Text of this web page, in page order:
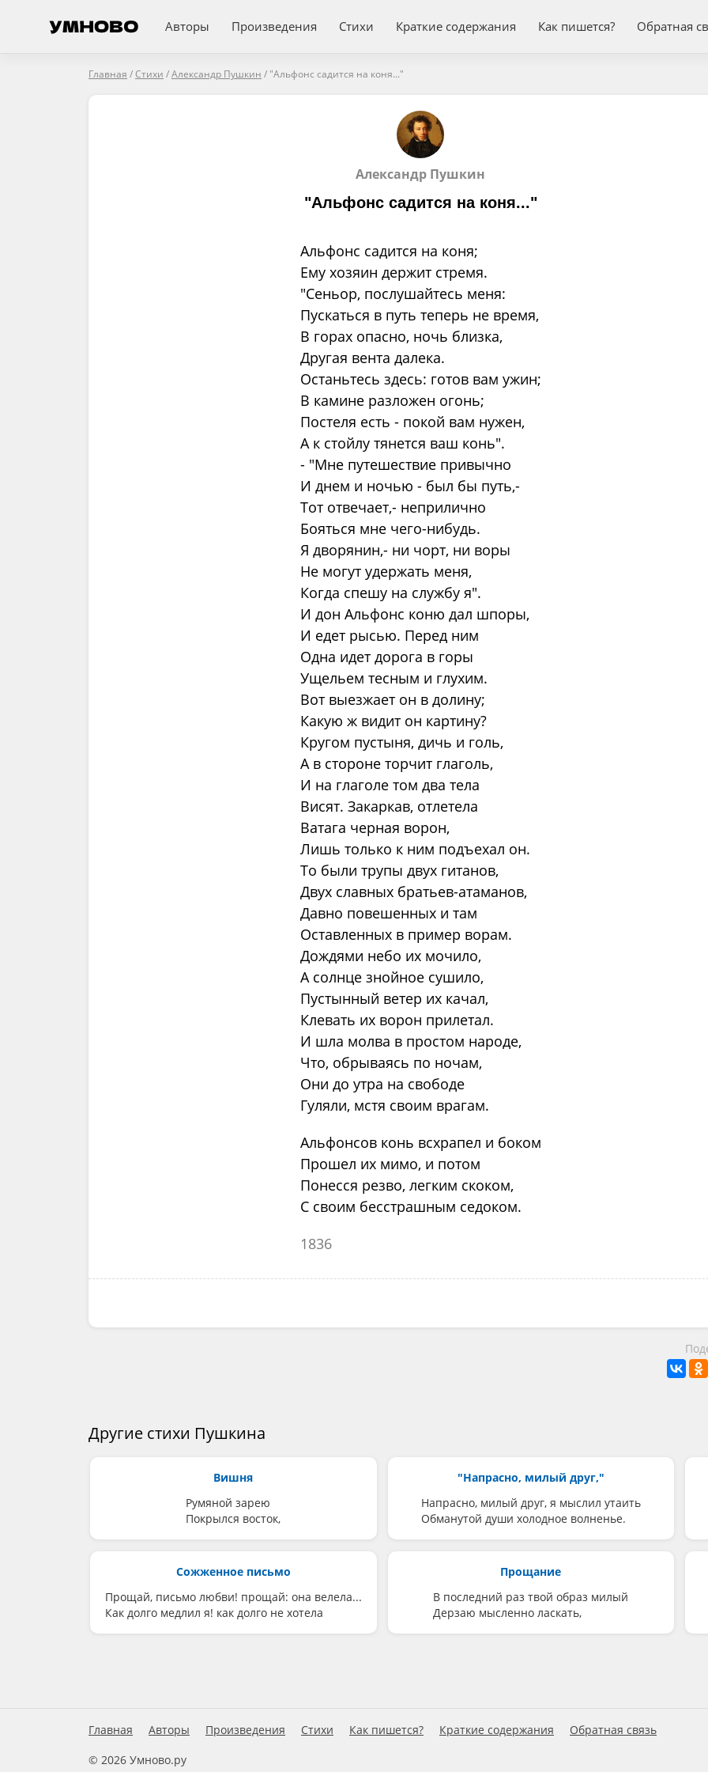
Авторы Произведения Стихи Краткие содержания Как пишется? Обратная
Главная /Стихи /Александр Пушкин / "Альфонс садится на коня..."
Александр Пушкин
"Альфонс садится на коня..."
Альфонс садится на коня;
Ему хозяин держит стремя.
"Сеньор, послушайтесь меня:
Пускаться в путь теперь не время,
В горах опасно, ночь близка,
Другая вента далека.
Останьтесь здесь: готов вам ужин;
В камине разложен огонь;
Постеля есть - покой вам нужен,
А к стойлу тянется ваш конь".
- "Мне путешествие привычно
И днем и ночью - был бы путь,-
Тот отвечает,- неприлично
Бояться мне чего-нибудь.
Я дворянин,- ни чорт, ни воры
Не могут удержать меня,
Когда спешу на службу я".
И дон Альфонс коню дал шпоры,
И едет рысью. Перед ним
Одна идет дорога в горы
Ущельем тесным и глухим.
Вот выезжает он в долину;
Какую ж видит он картину?
Кругом пустыня, дичь и голь,
А в стороне торчит глаголь,
И на глаголе том два тела
Висят. Закаркав, отлетела
Ватага черная ворон,
Лишь только к ним подъехал он.
То были трупы двух гитанов,
Двух славных братьев-атаманов,
Давно повешенных и там
Оставленных в пример ворам.
Дождями небо их мочило,
А солнце знойное сушило,
Пустынный ветер их качал,
Клевать их ворон прилетал.
И шла молва в простом народе,
Что, обрываясь по ночам,
Они до утра на свободе
Гуляли, мстя своим врагам.
Альфонсов конь всхрапел и боком
Прошел их мимо, и потом
Понесся резво, легким скоком,
С своим бесстрашным седоком.
1836
Другие стихи Пушкина
Вишня
Румяной зарею
Покрылся восток,
"Напрасно, милый друг,"
Напрасно, милый друг, я мыслил утаить
Обманутой души холодное волненье.
Сожженное письмо
Прощай, письмо любви! прощай: она велела...
Как долго медлил я! как долго не хотела
Прощание
В последний раз твой образ милый
Дерзаю мысленно ласкать,
Главная Авторы Произведения Стихи Как пишется? Краткие содержания
Обратная связь
© 2026 Умново.ру